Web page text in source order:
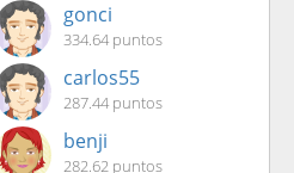
gonci
334.64 puntos
carlos55
287.44 puntos
benji
282.62 puntos